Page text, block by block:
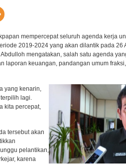
mempercepat seluruh agenda kerja
2019-2024 yang akan dilantik pada 26
mengatakan, salah satu agenda
laporan keuangan, pandangan umum
yang kenarin,
lagi.
kita percepat,
tersebut akan
pelantikan,
karena